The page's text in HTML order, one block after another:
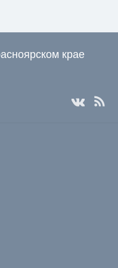
крае